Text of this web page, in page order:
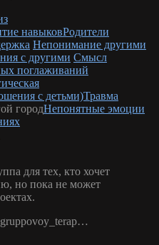
навыковРодители
Непонимание другими
с другими Смысл
поглаживаний
с детьми)Травма
городНепонятные эмоции
для тех, кто хочет
но пока не может